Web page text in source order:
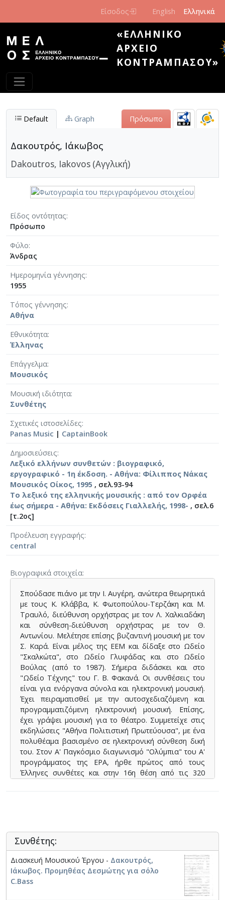
Είσοδος English Ελληνικά
«ΕΛΛΗΝΙΚΌ
ΑΡΧΕΊΟ
ΚΟΝΤΡΑΜΠΆΣΟΥ»
Default Graph Πρόσωπο
Δακουτρός, Ιάκωβος
Dakoutros, Iakovos (Αγγλική)
Είδος οντότητας
Πρόσωπο
Φύλο
Άνδρας
Ημερομηνία γέννησης
1955
Τόπος γέννησης
Αθήνα
Εθνικότητα
Έλληνας
Επάγγελμα
Μουσικός
Μουσική ιδιότητα
Συνθέτης
Σχετικές ιστοσελίδες
Panas Music | CaptainBook
Δημοσιεύσεις
Λεξικό ελλήνων συνθετών : βιογραφικό,
εργογραφικό - 1η έκδοση. - Αθήνα: Φίλιππος Νάκας
Μουσικός Οίκος, 1995 , σελ.93-94
Το λεξικό της ελληνικής μουσικής : από τον Ορφέα
έως σήμερα - Αθήνα: Εκδόσεις Γιαλλελής, 1998- , σελ.6
[τ.2ος]
Προέλευση εγγραφής
central
Βιογραφικά στοιχεία
Σπούδασε πιάνο με την Ι. Αυγέρη, ανώτερα θεωρητικά
με τους Κ. Κλάββα, Κ. Φωτοπούλου-Τερζάκη και Μ.
Τραυλό, διεύθυνση ορχήστρας με τον Λ. Χαλκιαδάκη
και σύνθεση-διεύθυνση ορχήστρας με τον Θ.
Αντωνίου. Μελέτησε επίσης βυζαντινή μουσική με τον
Σ. Καρά. Είναι μέλος της ΕΕΜ και δίδαξε στο Ωδείο
"Σκαλκώτα", στο Ωδείο Γλυφάδας και στο Ωδείο
Βούλας (από το 1987). Σήμερα διδάσκει και στο
"Ωδείο Τέχνης" του Γ. Β. Φακανά. Οι συνθέσεις του
είναι για ενόργανα σύνολα και ηλεκτρονική μουσική.
Έχει πειραματισθεί με την αυτοσχεδιαζόμενη και
προγραμματιζόμενη ηλεκτρονική μουσική. Επίσης,
έχει γράψει μουσική για το θέατρο. Συμμετείχε στις
εκδηλώσεις "Αθήνα Πολιτιστική Πρωτεύουσα", με ένα
πολυθέαμα βασισμένο σε ηλεκτρονική σύνθεση δική
του. Στον Α' Παγκόσμιο διαγωνισμό "Ολύμπια" του Α'
προγράμματος της ΕΡΑ, ήρθε πρώτος από τους
Έλληνες συνθέτες και στην 16η θέση από τις 320
παρουσίαση μέρους της δουλειάς του από το Γ'
πρόγραμμα της ΕΡΑ. Άλλα έργα του: "New York" (για
μαγνητοταινία, 1983), "Δι΄ ημάς τους ανθρώπους" (2
όπερες για πολυμέσα/ολογραφήματα και μουσικά
Σύνολα: ΣΟ και rock group, 1984), "Μπλα-μπλα"
(οικολογικό πολυθέαμα για κουκλοθέατρο,
Συνθέτης:
Διασκευή Μουσικού Έργου - Δακουτρός,
Ιάκωβος. Προμηθέας Δεσμώτης για σόλο
C.Bass